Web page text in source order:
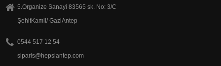
5.Organize Sanayi 83565 sk. No: 3/C
ŞehitKamil/ GaziAntep
0544 517 12 54
siparis@hepsiantep.com